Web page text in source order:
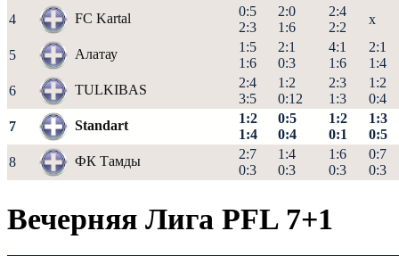
4
FC Kartal
0:5
2:3
2:0
1:6
2:4
2:2
x
5 Алатау
1:5
1:6
2:1
0:3
4:1
1:6
2:1
1:4
6
TULKIBAS
2:4
3:5
1:2
0:12
2:3
1:3
1:2
0:4
7
Standart
1:2
1:4
0:5
0:4
1:2
0:1
1:3
0:5
8
ФК Тамды
2:7
0:3
1:4
0:3
1:6
0:3
0:7
0:3
Вечерняя Лига PFL 7+1